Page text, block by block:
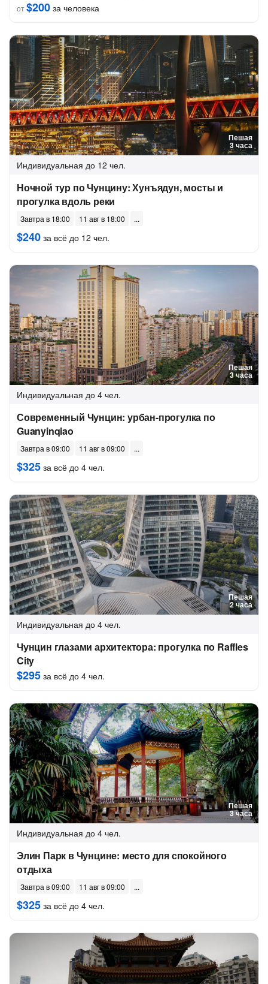
от$200 за человека
Пешая
3 часа
Индивидуальная до 12 чел.
Ночной тур по Чунцину: Хунъядун, мосты и
прогулка вдоль реки
Завтра в 18:00 11 авг в 18:00
$240 за всё до 12 чел.
Пешая
3 часа
Индивидуальная до 4 чел.
Современный Чунцин: урбан-прогулка по
Guanyinqiao
Завтра в 09:00 11 авг в 09:00
$325 за всё до 4 чел.
Пешая
2 часа
Индивидуальная до 4 чел.
Чунцин глазами архитектора: прогулка по Raffles
City
$295 за всё до 4 чел.
Пешая
3 часа
Индивидуальная до 4 чел.
Элин Парк в Чунцине: место для спокойного
отдыха
Завтра в 09:00 11 авг в 09:00
$325 за всё до 4 чел.